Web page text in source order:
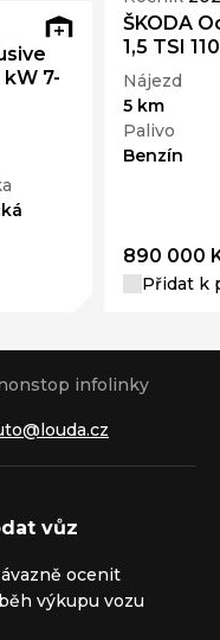
kW 7-
ŠKODA
1,5 TSI
Nájezd
5 km
Palivo
Benzín
890 000
Přidat k
infolinky
vůz
ocenit
výkupu vozu